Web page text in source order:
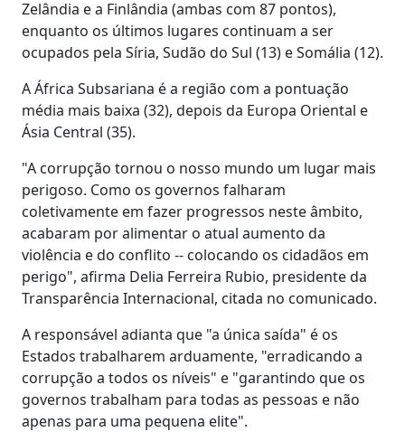
Zelândia e a Finlândia (ambas com 87 pontos),
enquanto os últimos lugares continuam a ser
ocupados pela Síria, Sudão do Sul (13) e Somália (12).
A África Subsariana é a região com a pontuação
média mais baixa (32), depois da Europa Oriental e
Ásia Central (35).
"A corrupção tornou o nosso mundo um lugar mais
perigoso. Como os governos falharam
coletivamente em fazer progressos neste âmbito,
acabaram por alimentar o atual aumento da
violência e do conflito -- colocando os cidadãos em
perigo", afirma Delia Ferreira Rubio, presidente da
Transparência Internacional, citada no comunicado.
A responsável adianta que "a única saída" é os
Estados trabalharem arduamente, "erradicando a
corrupção a todos os níveis" e "garantindo que os
governos trabalham para todas as pessoas e não
apenas para uma pequena elite".